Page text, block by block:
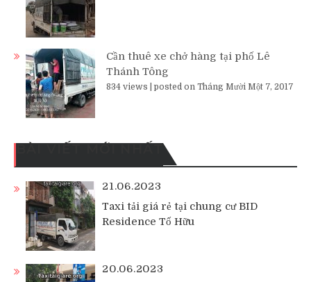
Cần thuê xe chở hàng tại phố Lê
Thánh Tông
834 views posted on Tháng Mười Một 7, 2017
BÀI VIẾT MỚI NHẤT
21.06.2023
Taxi tải giá rẻ tại chung cư BID
Residence Tố Hữu
20.06.2023